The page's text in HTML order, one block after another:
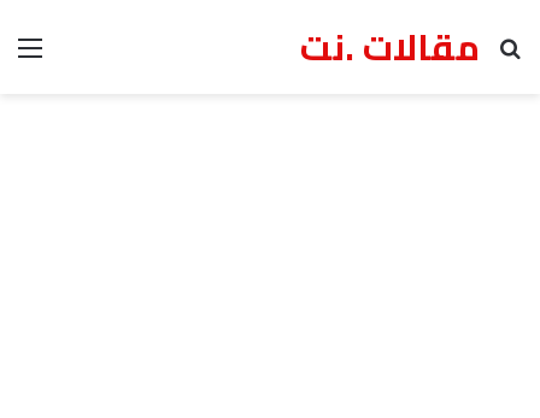
مقالات .نت
بحث عن